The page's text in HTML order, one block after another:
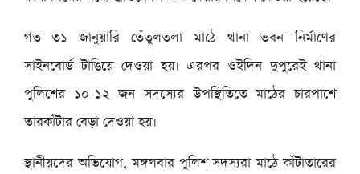
গত ৩১ জানুয়ারি তেঁতুলতলা মাঠে থানা ভবন নির্মাণের
সাইনবোর্ড টাঙিয়ে দেওয়া হয়। এরপর ওইদিন দুপুরেই থানা
পুলিশের ১০-১২ জন সদস্যের উপস্থিতিতে মাঠের চারপাশে
তারকাঁটার বেড়া দেওয়া হয়।
স্থানীয়দের অভিযোগ, মঙ্গলবার পুলিশ সদস্যরা মাঠে কাঁটাতারের